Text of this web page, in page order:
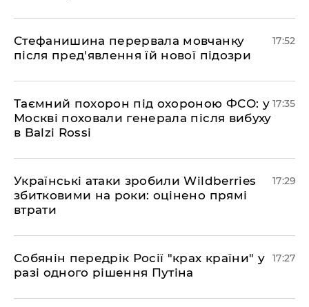
​Стефанишина перервала мовчанку
після пред'явлення їй нової підозри
17:52
​Таємний похорон під охороною ФСО: у
Москві поховали генерала після вибуху
в Balzi Rossi
17:35
​Українські атаки зробили Wildberries
збитковими на роки: оцінено прямі
втрати
17:29
​Собянін передрік Росії "крах країни" у
разі одного рішення Путіна
17:27